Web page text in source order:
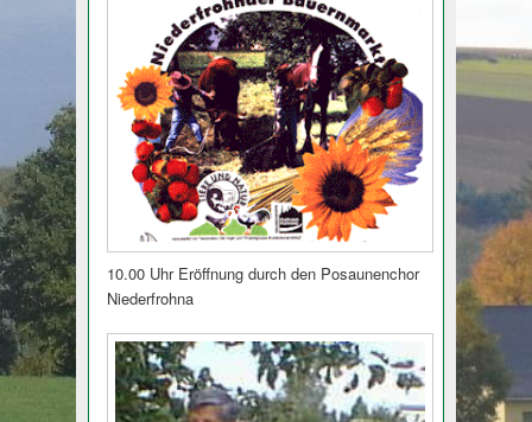
10.00 Uhr Eröffnung durch den Posaunenchor
Niederfrohna